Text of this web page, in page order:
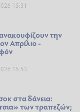
15:31
την
Απρίλιο -
15:53
στα δάνεια:
των τραπεζών;